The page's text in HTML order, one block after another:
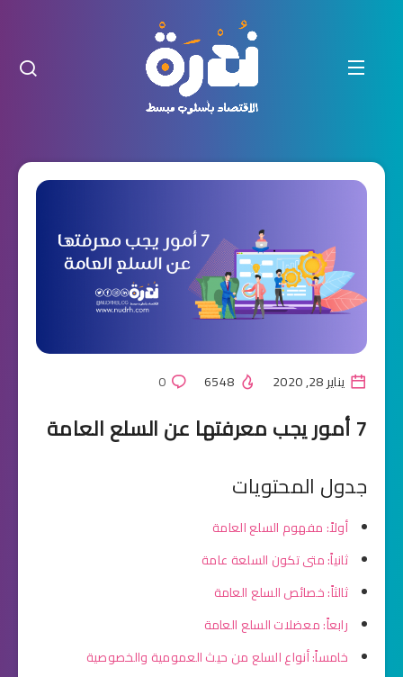
يناير 28, 2020 0
7 أمور يجب معرفتها عن السلع العامة
جدول المحتويات
أولاً: مفهوم السلع العامة
ثانياً: متى تكون السلعة عامة
ثالثاً: خصائص السلع العامة
رابعاً: معضلات السلع العامة
خامساً: أنواع السلع من حيث العمومية والخصوصية